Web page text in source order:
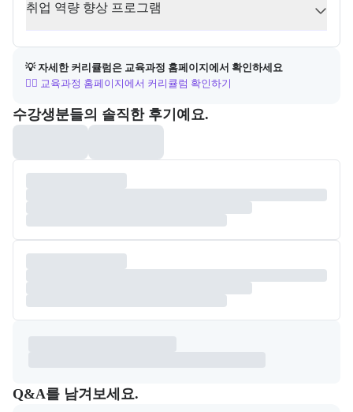
취업 역량 향상 프로그램
💡 자세한 커리큘럼은 교육과정 홈페이지에서 확인하세요
👉🏻 교육과정 홈페이지에서 커리큘럼 확인하기
포폴&후기
수강생분들의 솔직한 후기예요.
Q&A
캠프 관련 질문과 답변 목록을 확인하고, 질문을 작성할 수 있다.
Q&A를 남겨보세요.